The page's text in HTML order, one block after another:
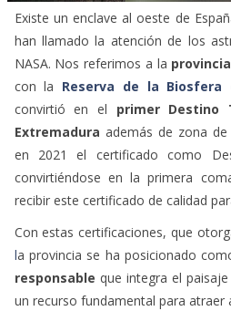
Existe un enclave al oeste de
han llamado la atención de los
NASA. Nos referimos a la
con la Reserva de la Biosfera
convirtió en el primer Destino
Extremadura además de zona de
en 2021 el certificado como
convirtiéndose en la primera
recibir este certificado de calidad
Con estas certificaciones, que
la provincia se ha posicionado
responsable que integra el
un recurso fundamental para atraer